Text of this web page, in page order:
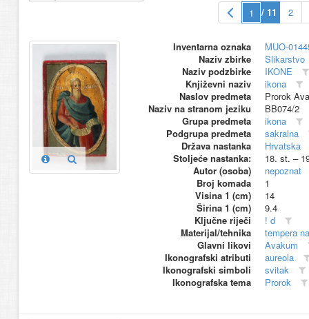
/ 11 2
Inventarna oznaka
MUO-
Naziv zbirke
Slikarstvo
Naziv podzbirke
IKONE
Književni naziv
ikona
Naslov predmeta
Prorok
Naziv na stranom jeziku
BB074/2
Grupa predmeta
ikona
Podgrupa predmeta
sakralna
Država nastanka
Hrvatska
Stoljeće nastanka:
18. st. –
Autor (osoba)
nepoznat
Broj komada
1
Visina 1 (cm)
14
Širina 1 (cm)
9.4
Ključne riječi
! d
Materijal/tehnika
tempera
Glavni likovi
Avakum
Ikonografski atributi
aureola
Ikonografski simboli
svitak
Ikonografska tema
Prorok